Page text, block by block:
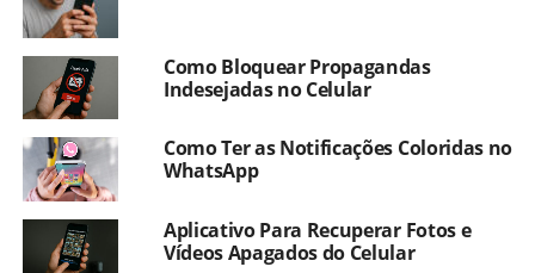
Como Bloquear Propagandas
Indesejadas no Celular
Como Ter as Notificações Coloridas no
WhatsApp
Aplicativo Para Recuperar Fotos e
Vídeos Apagados do Celular